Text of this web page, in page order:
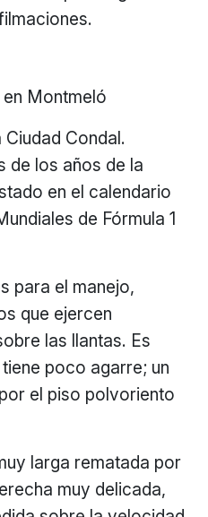
Montmeló
Condal.
de los años de la
en el calendario
de Fórmula 1
para el manejo,
que ejercen
las llantas. Es
poco agarre; un
el piso polvoriento
larga rematada por
muy delicada,